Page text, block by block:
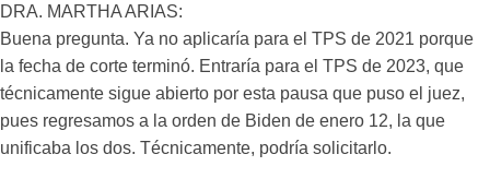
DRA. MARTHA ARIAS:
Buena pregunta. Ya no aplicaría para el TPS de 2021 porque
la fecha de corte terminó. Entraría para el TPS de 2023, que
técnicamente sigue abierto por esta pausa que puso el juez,
pues regresamos a la orden de Biden de enero 12, la que
unificaba los dos. Técnicamente, podría solicitarlo.